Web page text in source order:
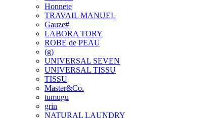
Honnete
TRAVAIL MANUEL
Gauze#
LABORA TORY
ROBE de PEAU
(g)
UNIVERSAL SEVEN
UNIVERSAL TISSU
TISSU
Master&Co.
tumugu
grin
NATURAL LAUNDRY